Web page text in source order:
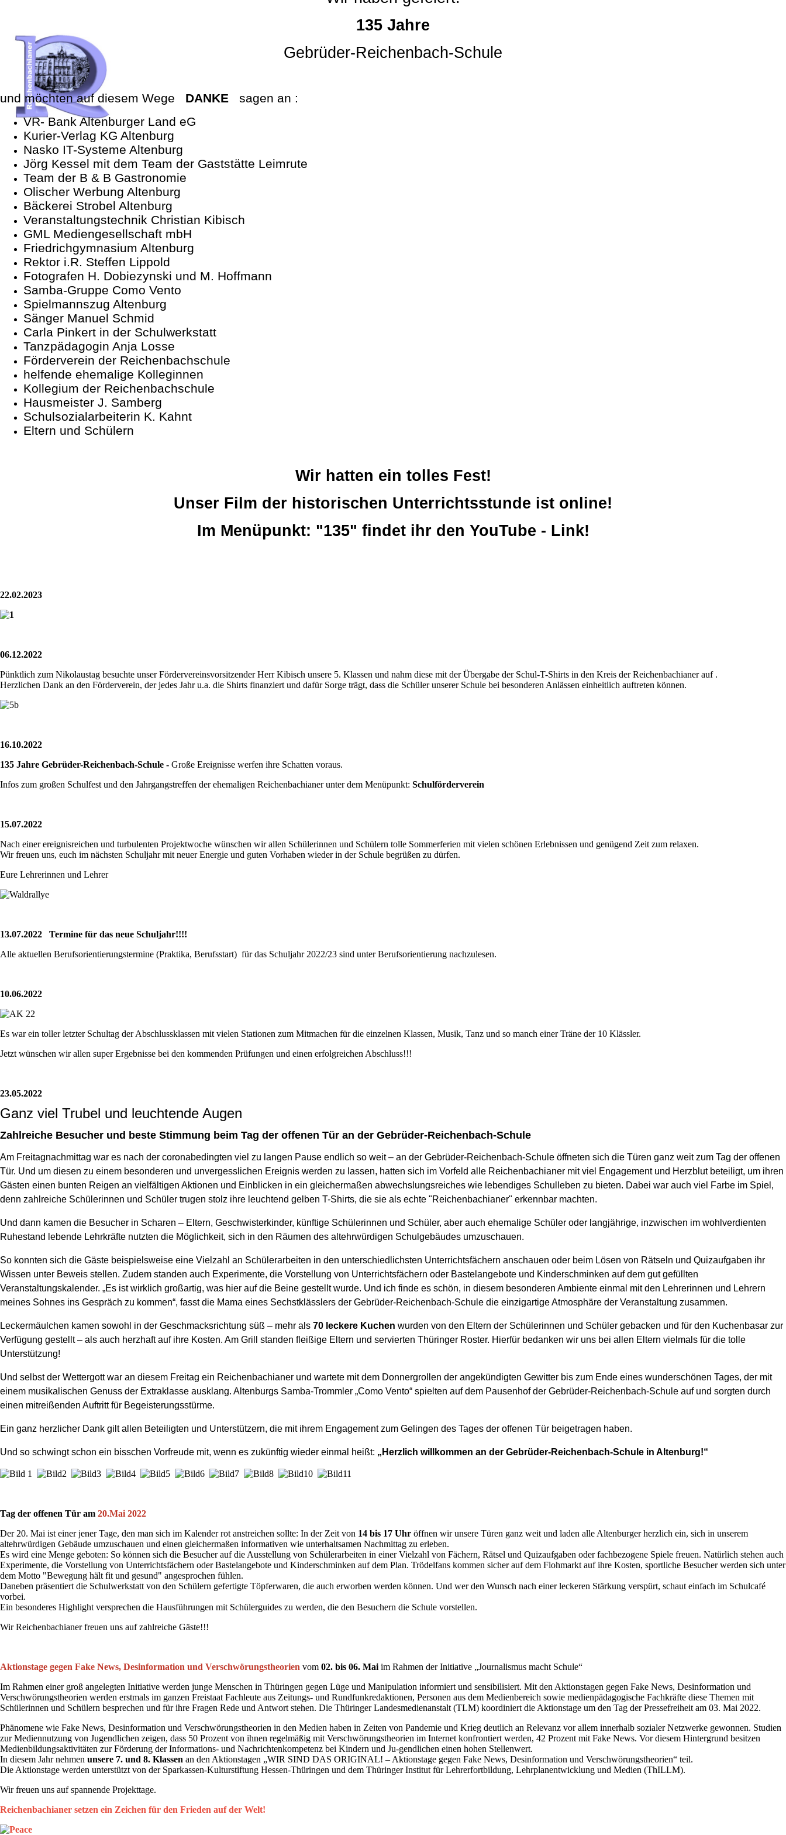
135 Jahre
Gebrüder-Reichenbach-Schule
und möchten auf diesem Wege DANKE sagen an :
VR- Bank Altenburger Land eG
Kurier-Verlag KG Altenburg
Nasko IT-Systeme Altenburg
Jörg Kessel mit dem Team der Gaststätte Leimrute
Team der B & B Gastronomie
Olischer Werbung Altenburg
Bäckerei Strobel Altenburg
Veranstaltungstechnik Christian Kibisch
GML Mediengesellschaft mbH
Friedrichgymnasium Altenburg
Rektor i.R. Steffen Lippold
Fotografen H. Dobiezynski und M. Hoffmann
Samba-Gruppe Como Vento
Spielmannszug Altenburg
Sänger Manuel Schmid
Carla Pinkert in der Schulwerkstatt
Tanzpädagogin Anja Losse
Förderverein der Reichenbachschule
helfende ehemalige Kolleginnen
Kollegium der Reichenbachschule
Hausmeister J. Samberg
Schulsozialarbeiterin K. Kahnt
Eltern und Schülern
Wir hatten ein tolles Fest!
Unser Film der historischen Unterrichtsstunde ist online!
Im Menüpunkt: "135" findet ihr den YouTube - Link!
22.02.2023
06.12.2022
Pünktlich zum Nikolaustag besuchte unser Fördervereinsvorsitzender Herr Kibisch unsere 5. Klassen und nahm diese mit der Übergabe der Schul-T-Shirts in den Kreis der Reichenbachianer auf .
Herzlichen Dank an den Förderverein, der jedes Jahr u.a. die Shirts finanziert und dafür Sorge trägt, dass die Schüler unserer Schule bei besonderen Anlässen einheitlich auftreten können.
16.10.2022
135 Jahre Gebrüder-Reichenbach-Schule - Große Ereignisse werfen ihre Schatten voraus.
Infos zum großen Schulfest und den Jahrgangstreffen der ehemaligen Reichenbachianer unter dem Menüpunkt: Schulförderverein
15.07.2022
Nach einer ereignisreichen und turbulenten Projektwoche wünschen wir allen Schülerinnen und Schülern tolle Sommerferien mit vielen schönen Erlebnissen und genügend Zeit zum relaxen.
Wir freuen uns, euch im nächsten Schuljahr mit neuer Energie und guten Vorhaben wieder in der Schule begrüßen zu dürfen.
Eure Lehrerinnen und Lehrer
13.07.2022
Termine für das neue Schuljahr!!!!
Alle aktuellen Berufsorientierungstermine (Praktika, Berufsstart) für das Schuljahr 2022/23 sind unter Berufsorientierung nachzulesen.
10.06.2022
Es war ein toller letzter Schultag der Abschlussklassen mit vielen Stationen zum Mitmachen für die einzelnen Klassen, Musik, Tanz und so manch einer Träne der 10 Klässler.
Jetzt wünschen wir allen super Ergebnisse bei den kommenden Prüfungen und einen erfolgreichen Abschluss!!!
23.05.2022
Ganz viel Trubel und leuchtende Augen
Zahlreiche Besucher und beste Stimmung beim Tag der offenen Tür an der Gebrüder-Reichenbach-Schule
Am Freitagnachmittag war es nach der coronabedingten viel zu langen Pause endlich so weit – an der Gebrüder-Reichenbach-Schule öffneten sich die Türen ganz weit zum Tag der offenen
Tür. Und um diesen zu einem besonderen und unvergesslichen Ereignis werden zu lassen, hatten sich im Vorfeld alle Reichenbachianer mit viel Engagement und Herzblut beteiligt, um ihren
Gästen einen bunten Reigen an vielfältigen Aktionen und Einblicken in ein gleichermaßen abwechslungsreiches wie lebendiges Schulleben zu bieten. Dabei war auch viel Farbe im Spiel,
denn zahlreiche Schülerinnen und Schüler trugen stolz ihre leuchtend gelben T-Shirts, die sie als echte "Reichenbachianer" erkennbar machten.
Und dann kamen die Besucher in Scharen – Eltern, Geschwisterkinder, künftige Schülerinnen und Schüler, aber auch ehemalige Schüler oder langjährige, inzwischen im wohlverdienten
Ruhestand lebende Lehrkräfte nutzten die Möglichkeit, sich in den Räumen des altehrwürdigen Schulgebäudes umzuschauen.
So konnten sich die Gäste beispielsweise eine Vielzahl an Schülerarbeiten in den unterschiedlichsten Unterrichtsfächern anschauen oder beim Lösen von Rätseln und Quizaufgaben ihr
Wissen unter Beweis stellen. Zudem standen auch Experimente, die Vorstellung von Unterrichtsfächern oder Bastelangebote und Kinderschminken auf dem gut gefüllten
Veranstaltungskalender. „Es ist wirklich großartig, was hier auf die Beine gestellt wurde. Und ich finde es schön, in diesem besonderen Ambiente einmal mit den Lehrerinnen und Lehrern
meines Sohnes ins Gespräch zu kommen“, fasst die Mama eines Sechstklässlers der Gebrüder-Reichenbach-Schule die einzigartige Atmosphäre der Veranstaltung zusammen.
Leckermäulchen kamen sowohl in der Geschmacksrichtung süß – mehr als 70 leckere Kuchen wurden von den Eltern der Schülerinnen und Schüler gebacken und für den Kuchenbasar zur
Verfügung gestellt – als auch herzhaft auf ihre Kosten. Am Grill standen fleißige Eltern und servierten Thüringer Roster. Hierfür bedanken wir uns bei allen Eltern vielmals für die tolle
Unterstützung!
Und selbst der Wettergott war an diesem Freitag ein Reichenbachianer und wartete mit dem Donnergrollen der angekündigten Gewitter bis zum Ende eines wunderschönen Tages, der mit
einem musikalischen Genuss der Extraklasse ausklang. Altenburgs Samba-Trommler „Como Vento“ spielten auf dem Pausenhof der Gebrüder-Reichenbach-Schule auf und sorgten durch
einen mitreißenden Auftritt für Begeisterungsstürme.
Ein ganz herzlicher Dank gilt allen Beteiligten und Unterstützern, die mit ihrem Engagement zum Gelingen des Tages der offenen Tür beigetragen haben.
Und so schwingt schon ein bisschen Vorfreude mit, wenn es zukünftig wieder einmal heißt: „Herzlich willkommen an der Gebrüder-Reichenbach-Schule in Altenburg!“
Tag der offenen Tür am 20.Mai 2022
Der 20. Mai ist einer jener Tage, den man sich im Kalender rot anstreichen sollte: In der Zeit von 14 bis 17 Uhr öffnen wir unsere Türen ganz weit und laden alle Altenburger herzlich ein, sich in unserem
altehrwürdigen Gebäude umzuschauen und einen gleichermaßen informativen wie unterhaltsamen Nachmittag zu erleben.
Es wird eine Menge geboten: So können sich die Besucher auf die Ausstellung von Schülerarbeiten in einer Vielzahl von Fächern, Rätsel und Quizaufgaben oder fachbezogene Spiele freuen. Natürlich stehen auch
Experimente, die Vorstellung von Unterrichtsfächern oder Bastelangebote und Kinderschminken auf dem Plan. Trödelfans kommen sicher auf dem Flohmarkt auf ihre Kosten, sportliche Besucher werden sich unter
dem Motto "Bewegung hält fit und gesund" angesprochen fühlen.
Daneben präsentiert die Schulwerkstatt von den Schülern gefertigte Töpferwaren, die auch erworben werden können. Und wer den Wunsch nach einer leckeren Stärkung verspürt, schaut einfach im Schulcafé
vorbei.
Ein besonderes Highlight versprechen die Hausführungen mit Schülerguides zu werden, die den Besuchern die Schule vorstellen.
Wir Reichenbachianer freuen uns auf zahlreiche Gäste!!!
Aktionstage gegen Fake News, Desinformation und Verschwörungstheorien vom 02. bis 06. Mai im Rahmen der Initiative „Journalismus macht Schule“
Im Rahmen einer groß angelegten Initiative werden junge Menschen in Thüringen gegen Lüge und Manipulation informiert und sensibilisiert. Mit den Aktionstagen gegen Fake News, Desinformation und
Verschwörungstheorien werden erstmals im ganzen Freistaat Fachleute aus Zeitungs- und Rundfunkredaktionen, Personen aus dem Medienbereich sowie medienpädagogische Fachkräfte diese Themen mit
Schülerinnen und Schülern besprechen und für ihre Fragen Rede und Antwort stehen. Die Thüringer Landesmedienanstalt (TLM) koordiniert die Aktionstage um den Tag der Pressefreiheit am 03. Mai 2022.
Phänomene wie Fake News, Desinformation und Verschwörungstheorien in den Medien haben in Zeiten von Pandemie und Krieg deutlich an Relevanz vor allem innerhalb sozialer Netzwerke gewonnen. Studien
zur Mediennutzung von Jugendlichen zeigen, dass 50 Prozent von ihnen regelmäßig mit Verschwörungstheorien im Internet konfrontiert werden, 42 Prozent mit Fake News. Vor diesem Hintergrund besitzen
Medienbildungsaktivitäten zur Förderung der Informations- und Nachrichtenkompetenz bei Kindern und Ju-gendlichen einen hohen Stellenwert.
In diesem Jahr nehmen unsere 7. und 8. Klassen an den Aktionstagen „WIR SIND DAS ORIGINAL! – Aktionstage gegen Fake News, Desinformation und Verschwörungstheorien“ teil.
Die Aktionstage werden unterstützt von der Sparkassen-Kulturstiftung Hessen-Thüringen und dem Thüringer Institut für Lehrerfortbildung, Lehrplanentwicklung und Medien (ThILLM).
Wir freuen uns auf spannende Projekttage.
Reichenbachianer setzen ein Zeichen für den Frieden auf der Welt!